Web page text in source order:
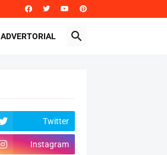
ADVERTORIAL
Twitter
Instagram